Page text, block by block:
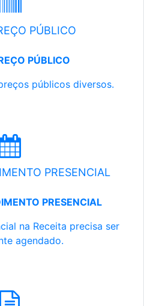
PÚBLICO
PÚBLICO
públicos diversos.
PRESENCIAL
PRESENCIAL
na Receita precisa ser
agendado.